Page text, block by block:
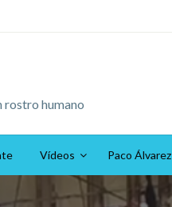
rostro humano
Vídeos Paco Álvarez